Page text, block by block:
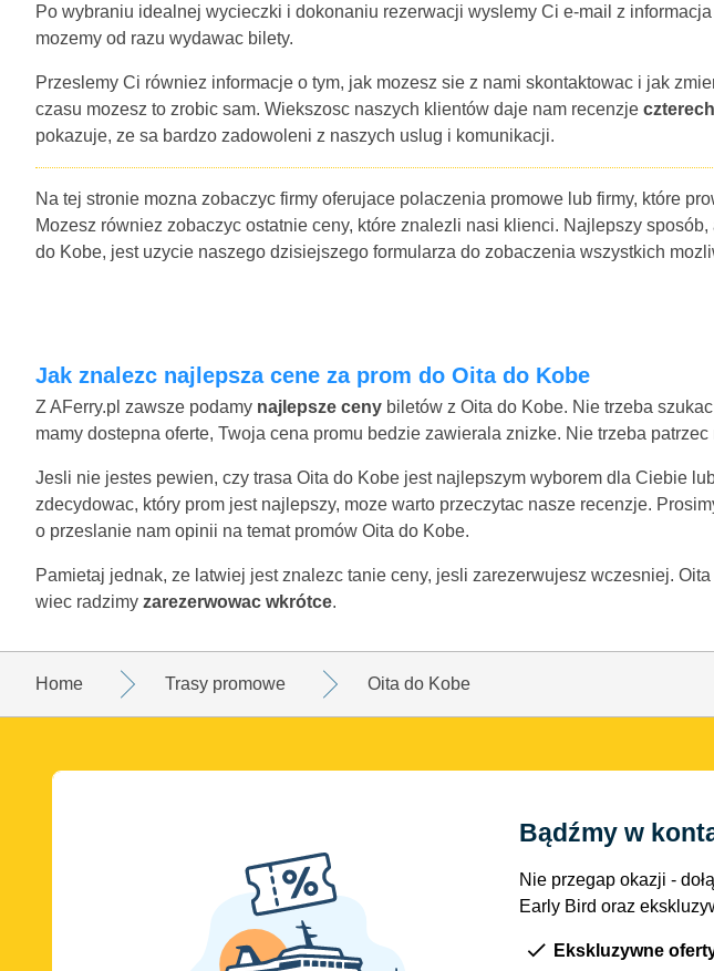
Po wybraniu idealnej wycieczki i dokonaniu rezerwacji wyslemy Ci e-mail z
mozemy od razu wydawac bilety.
Przeslemy Ci równiez informacje o tym, jak mozesz sie z nami skontaktowac i jak
czasu mozesz to zrobic sam. Wiekszosc naszych klientów daje nam recenzje
pokazuje, ze sa bardzo zadowoleni z naszych uslug i komunikacji.
Na tej stronie mozna zobaczyc firmy oferujace polaczenia promowe lub firmy, które
Mozesz równiez zobaczyc ostatnie ceny, które znalezli nasi klienci. Najlepszy
do Kobe, jest uzycie naszego dzisiejszego formularza do zobaczenia wszystkich
Jak znalezc najlepsza cene za prom do Oita do Kobe
Z AFerry.pl zawsze podamy najlepsze ceny biletów z Oita do Kobe. Nie trzeba
mamy dostepna oferte, Twoja cena promu bedzie zawierala znizke. Nie trzeba
Jesli nie jestes pewien, czy trasa Oita do Kobe jest najlepszym wyborem dla Ciebie
zdecydowac, który prom jest najlepszy, moze warto przeczytac nasze recenzje.
o przeslanie nam opinii na temat promów Oita do Kobe.
Pamietaj jednak, ze latwiej jest znalezc tanie ceny, jesli zarezerwujesz wczesniej.
wiec radzimy zarezerwowac wkrótce.
Home Trasy promowe Oita do Kobe
Bądźmy w
Nie przegap okazji -
Early Bird oraz
Ekskluzywne